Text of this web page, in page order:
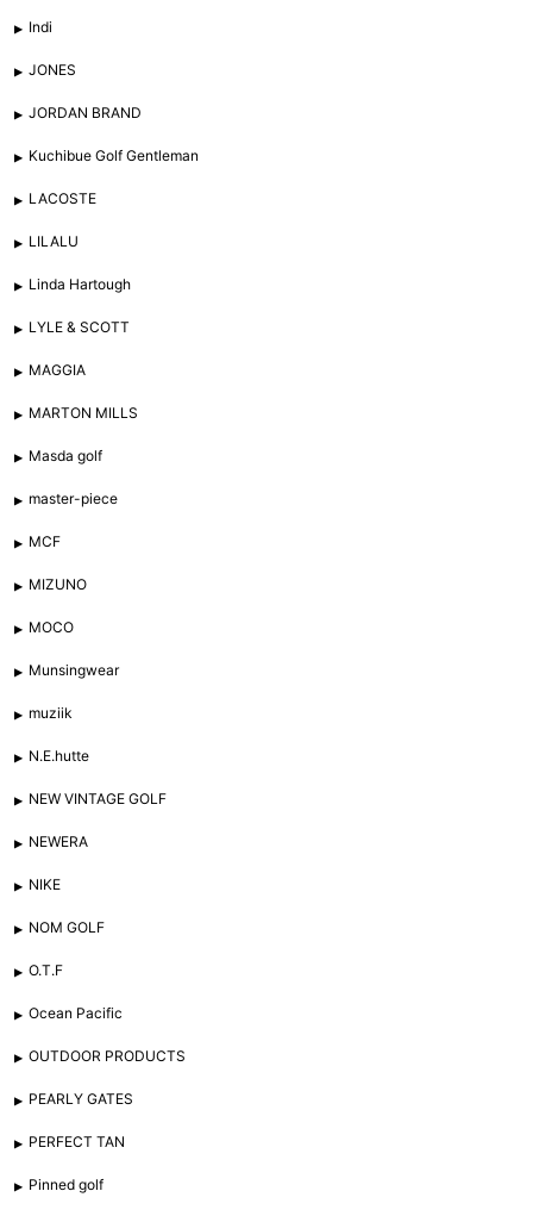
Indi
JONES
JORDAN BRAND
Kuchibue Golf Gentleman
LACOSTE
LILALU
Linda Hartough
LYLE & SCOTT
MAGGIA
MARTON MILLS
Masda golf
master-piece
MCF
MIZUNO
MOCO
Munsingwear
muziik
N.E.hutte
NEW VINTAGE GOLF
NEWERA
NIKE
NOM GOLF
O.T.F
Ocean Pacific
OUTDOOR PRODUCTS
PEARLY GATES
PERFECT TAN
Pinned golf